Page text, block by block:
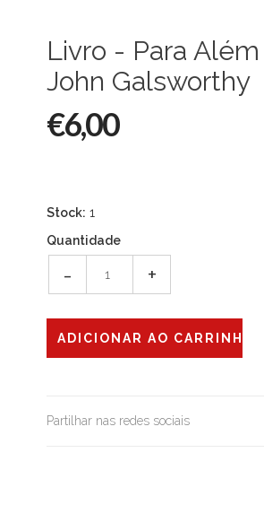
Livro - Para
John Galsworthy
€6,00
Stock: 1
Quantidade
- +
Partilhar nas redes sociais